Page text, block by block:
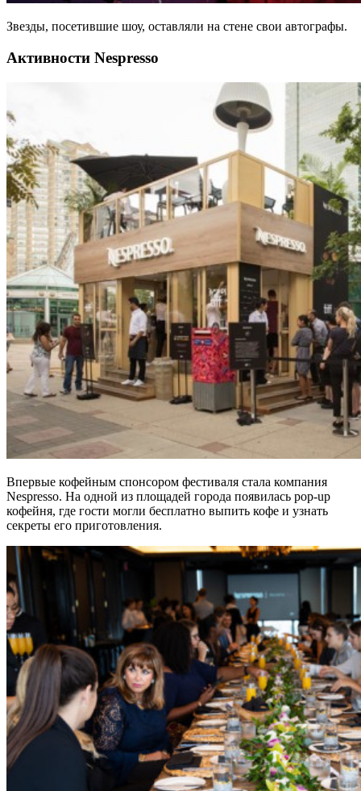
Звезды, посетившие шоу, оставляли на стене свои автографы.
Активности Nespresso
Впервые кофейным спонсором фестиваля стала компания
Nespresso. На одной из площадей города появилась pop-up
кофейня, где гости могли бесплатно выпить кофе и узнать
секреты его приготовления.